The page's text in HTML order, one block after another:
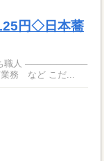
円◇日本蕎
人 ──────────
───◇◇ ［仕事内容］ ■蕎麦打ち ■その他付随業務 など こだ...